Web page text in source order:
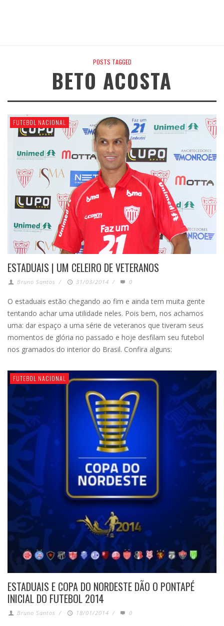
POSTS TAGGED
BETO ACOSTA
FUTEBOL NACIONAL
ESTADUAIS | UM CELEIRO DE VETERANOS
Bruno Santos / 31/03/2014 / 0
O estaduais estão chegando ao fim e ainda tem muita gente
tentando achar uma utilidade neles. Pois bem, nos achamos
uma: dar espaço a uma série de veteranos que tiveram seus
momentos de glória no passado e hoje desfilam seu futebol
nos gramados do interior do Brasil. Confira alguns:
FUTEBOL NACIONAL
ESTADUAIS E COPA DO NORDESTE DÃO O PONTAPÉ
INICIAL DO FUTEBOL 2014
Bruno Santos / 18/01/2014 / 0